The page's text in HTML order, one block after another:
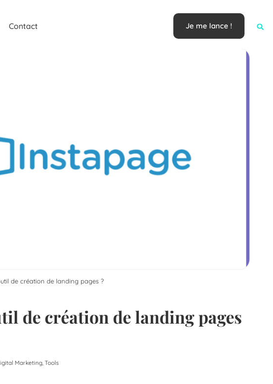
Contact Je me lance !
de création de landing pages ?
de création de landing pages
Marketing, Tools